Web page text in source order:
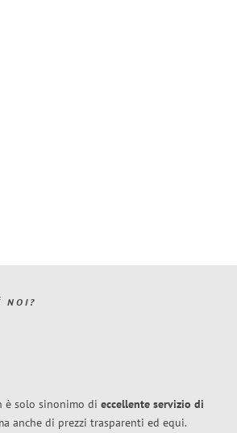
NOI?
è solo sinonimo di eccellente servizio di
anche di prezzi trasparenti ed equi.